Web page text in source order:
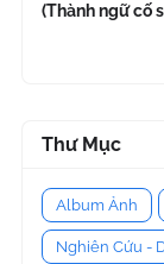
(Thành ngữ cố
Thư Mục
Album Ảnh
Nghiên Cứu -